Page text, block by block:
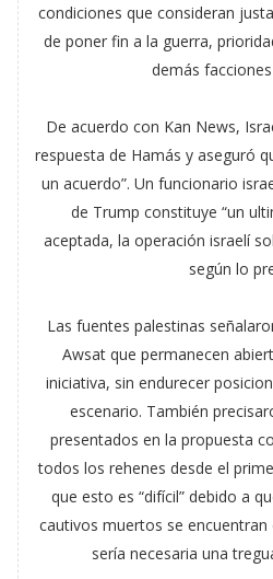
condiciones que consideran
de poner fin a la guerra,
demás
De acuerdo con Kan News,
respuesta de Hamás y aseguró
un acuerdo”. Un funcionario
de Trump constituye “un
aceptada, la operación israelí
según lo
Las fuentes palestinas
Awsat que permanecen
iniciativa, sin endurecer
escenario. También
presentados en la propuesta
todos los rehenes desde el
que esto es “difícil” debido a
cautivos muertos se
sería necesaria una